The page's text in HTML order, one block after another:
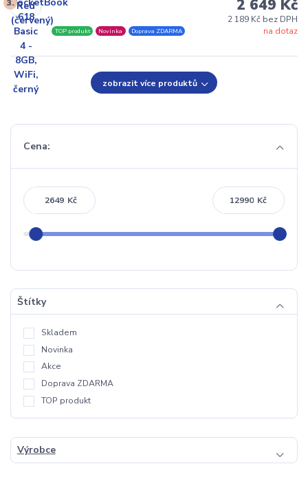
3.
na dotaz
TOP produkt Novinka Doprava ZDARMA
2 649 Kč
2 189 Kč bez DPH
zobrazit více produktů
Cena:
Kč Kč
Štítky
Skladem
Novinka
Akce
Doprava ZDARMA
TOP produkt
Výrobce